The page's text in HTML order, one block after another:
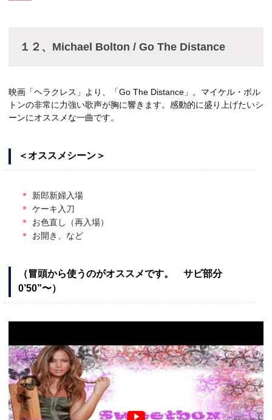
１２、Michael Bolton / Go The Distance
映画「ヘラクレス」より、「Go The Distance」。マイケル・ボル
トンの非常に力強い歌声が胸に響きます。感動的に盛り上げたいシ
ーンにオススメな一曲です。
＜オススメシーン＞
新郎新婦入場
ケーキ入刀
お色直し（再入場）
お開き、など
（冒頭から使うのがオススメです。 サビ部分
0’50”〜）